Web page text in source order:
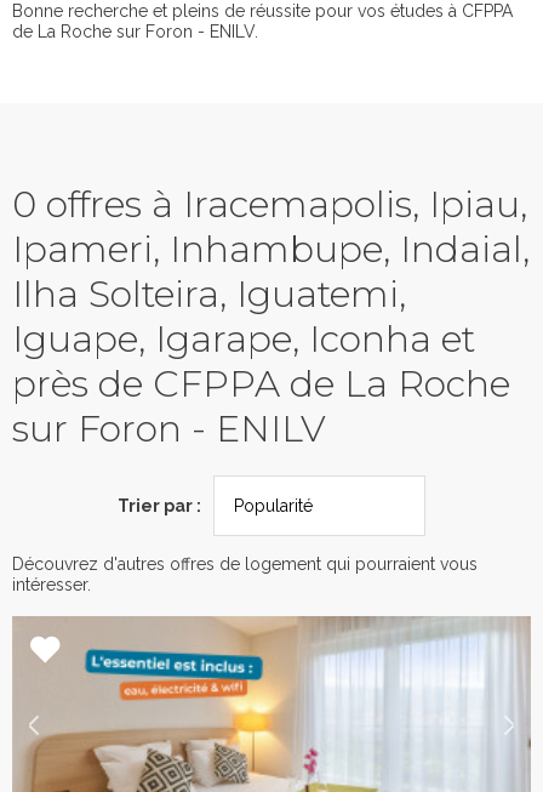
Bonne recherche et pleins de réussite pour vos études à CFPPA
de La Roche sur Foron - ENILV.
0 offres à Iracemapolis, Ipiau,
Ipameri, Inhambupe, Indaial,
Ilha Solteira, Iguatemi,
Iguape, Igarape, Iconha et
près de CFPPA de La Roche
sur Foron - ENILV
Trier par :
Découvrez d'autres offres de logement qui pourraient vous
intéresser.